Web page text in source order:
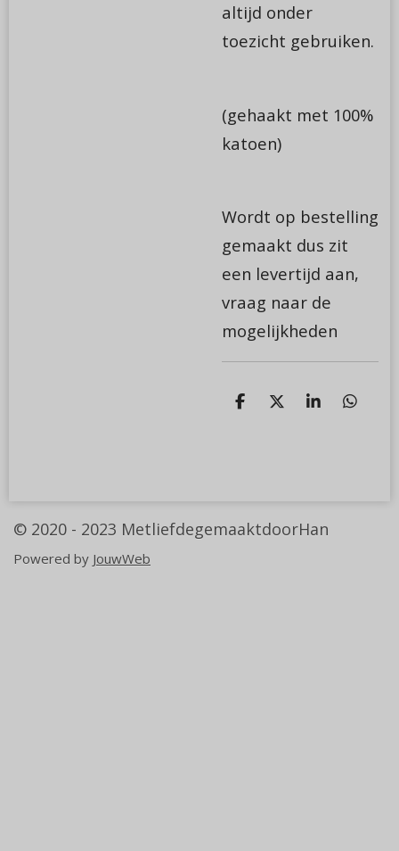
altijd onder
toezicht gebruiken.
(gehaakt met 100%
katoen)
Wordt op bestelling
gemaakt dus zit
een levertijd aan,
vraag naar de
mogelijkheden
D
D
S
D
© 2020 - 2023 MetliefdegemaaktdoorHan
Powered by JouwWeb